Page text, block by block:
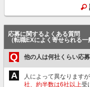
応募に関するよくある質問
（転職EXによく寄せられる一
Q 他の人は何社くらい応
A 人によって異なりますが
社、約半数は6社以上受